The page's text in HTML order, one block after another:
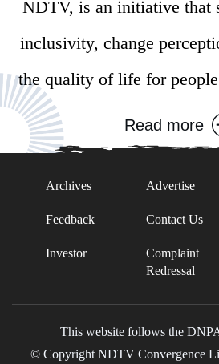
NDTV, is an initiative that
inclusivity, change
the quality of life for
Read more
Archives Advertise
Feedback Contact Us
Investor
Complaint
Redressal
This website follows the
© Copyright NDTV Convergence